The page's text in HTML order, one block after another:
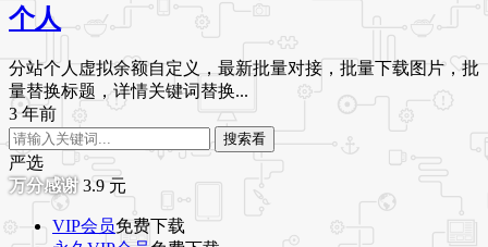
个人
分站个人虚拟余额自定义，最新批量对接，批量下载图片，批
量替换标题，详情关键词替换...
3 年前
搜索看
严选
3.9 元
VIP会员免费下载